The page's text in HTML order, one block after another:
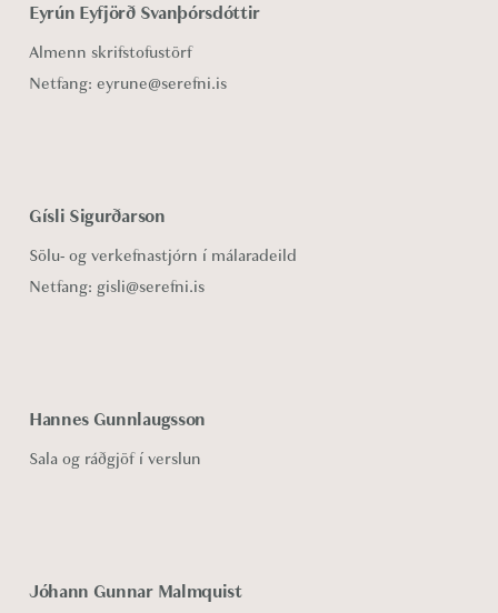
Eyrún Eyfjörð Svanþórsdóttir
Almenn skrifstofustörf
Netfang: eyrune@serefni.is
Gísli Sigurðarson
Sölu- og verkefnastjórn í málaradeild
Netfang: gisli@serefni.is
Hannes Gunnlaugsson
Sala og ráðgjöf í verslun
Jóhann Gunnar Malmquist